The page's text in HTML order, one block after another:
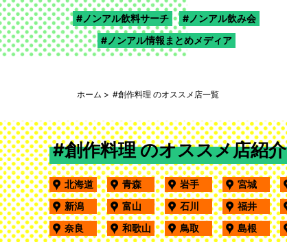
ノンアル飲料サーチ
ノンアル飲み会
ノンアル情報まとめメディア
ホーム #創作料理 のオススメ店一覧
#創作料理 のオススメ店紹介
北海道 青森 岩手 宮城
新潟
富山 石川 福井
奈良
和歌山 鳥取 島根